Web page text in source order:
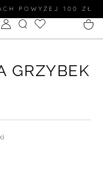
POWYŻEJ 100 ZŁ
GRZYBEK